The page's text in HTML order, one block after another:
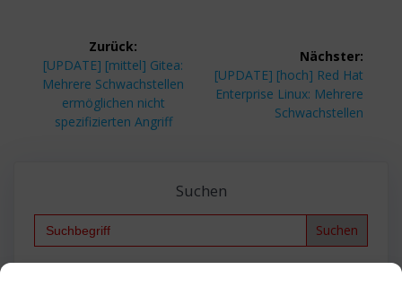
Beitragsnavigation
Zurück:
Vorheriger
Beitrag:
[UPDATE] [mittel] Gitea:
Mehrere Schwachstellen
ermöglichen nicht
spezifizierten Angriff
Nächster:
Nächster
Beitrag:
[UPDATE] [hoch] Red Hat
Enterprise Linux: Mehrere
Schwachstellen
Suchen
Search